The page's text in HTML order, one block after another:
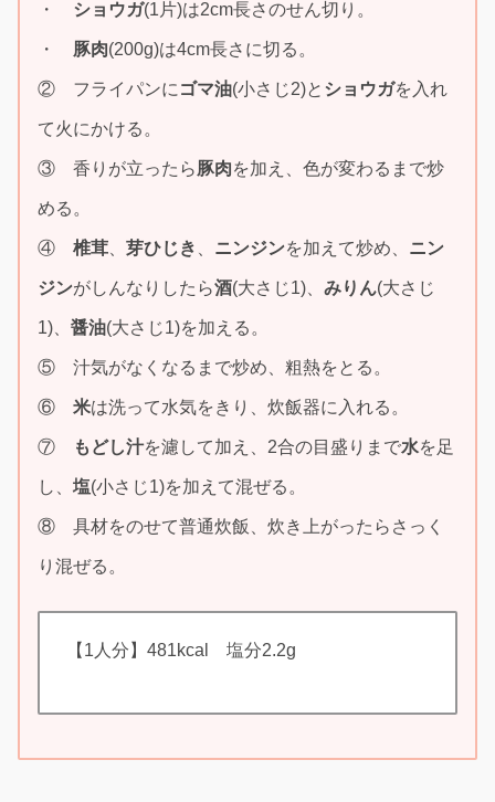
・ ショウガ(1片)は2cm長さのせん切り。
・ 豚肉(200g)は4cm長さに切る。
② フライパンに ゴマ油(小さじ2)と ショウガを入れ
て火にかける。
③ 香りが立ったら豚肉を加え、色が変わるまで炒
める。
④ 椎茸 芽ひじき ニンジンを加えて炒め、 ニン
ジンがしんなりしたら酒(大さじ1)、 みりん(大さじ
1)、 醤油(大さじ1)を加える。
⑤ 汁気がなくなるまで炒め、粗熱をとる。
⑥ 米は洗って水気をきり、炊飯器に入れる。
⑦ もどし汁を濾して加え、2合の目盛りまで水を足
し、 塩(小さじ1)を加えて混ぜる。
⑧ 具材をのせて普通炊飯、炊き上がったらさっく
り混ぜる。
【1人分】481kcal 塩分2.2g